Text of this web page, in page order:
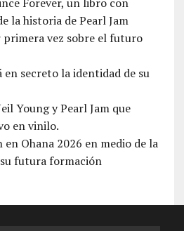
la historia de Pearl Jam
vez sobre el futuro
secreto la identidad de su
Young y Pearl Jam que
en vinilo.
en Ohana 2026 en medio de la
futura formación